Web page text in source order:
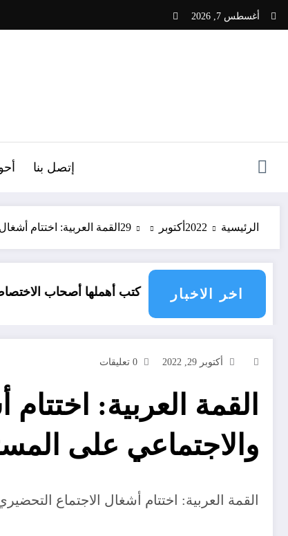
التجاوز
أغسطس 7, 2026
إتصل بنا
الرئيسية 2022 أكتوبر 29 القمة العربية: اختتام
اخر الاخباركتب أهملها أصحاب الاختصاص
أكتوبر 29, 2022 0 تعليقات
القمة العربية:
والاجتماعي على
القمة العربية: اختتام أشغال الاجتماع